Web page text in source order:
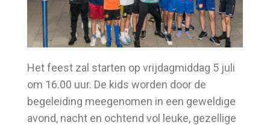
Het feest zal starten op vrijdagmiddag 5 juli
om 16.00 uur. De kids worden door de
begeleiding meegenomen in een geweldige
avond, nacht en ochtend vol leuke, gezellige